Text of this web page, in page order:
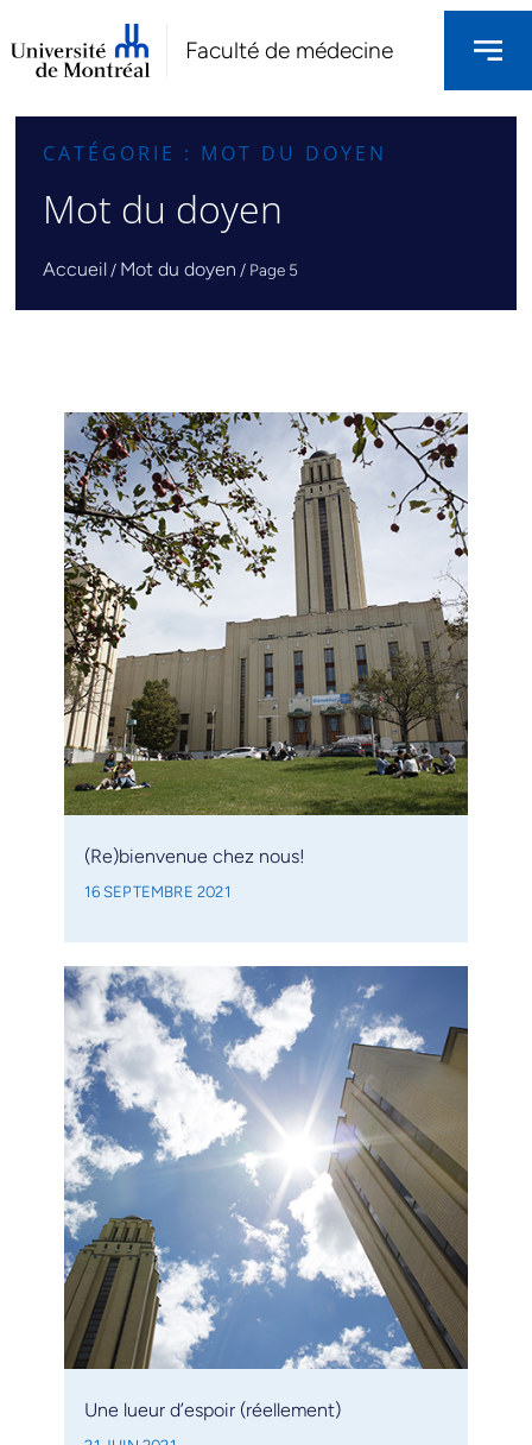
Faculté de médecine
CATÉGORIE : MOT DU DOYEN
Mot du doyen
Accueil / Mot du doyen / Page 5
(Re)bienvenue chez nous!
16 SEPTEMBRE 2021
Une lueur d’espoir (réellement)